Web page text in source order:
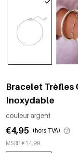
Bracelet Trèfles
Inoxydable
couleur argent
€4,95 (hors TVA)
MSRP €14,99